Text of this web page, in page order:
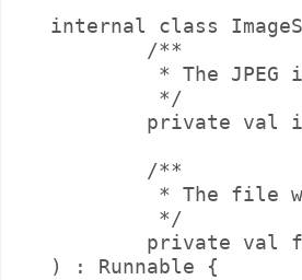
internal class
        /**
* The JPEG
         */
private val
        /**
* The file
         */
private val
) : Runnable {